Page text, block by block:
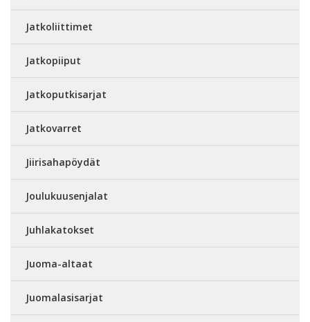
Jatkoliittimet
Jatkopiiput
Jatkoputkisarjat
Jatkovarret
Jiirisahapöydät
Joulukuusenjalat
Juhlakatokset
Juoma-altaat
Juomalasisarjat